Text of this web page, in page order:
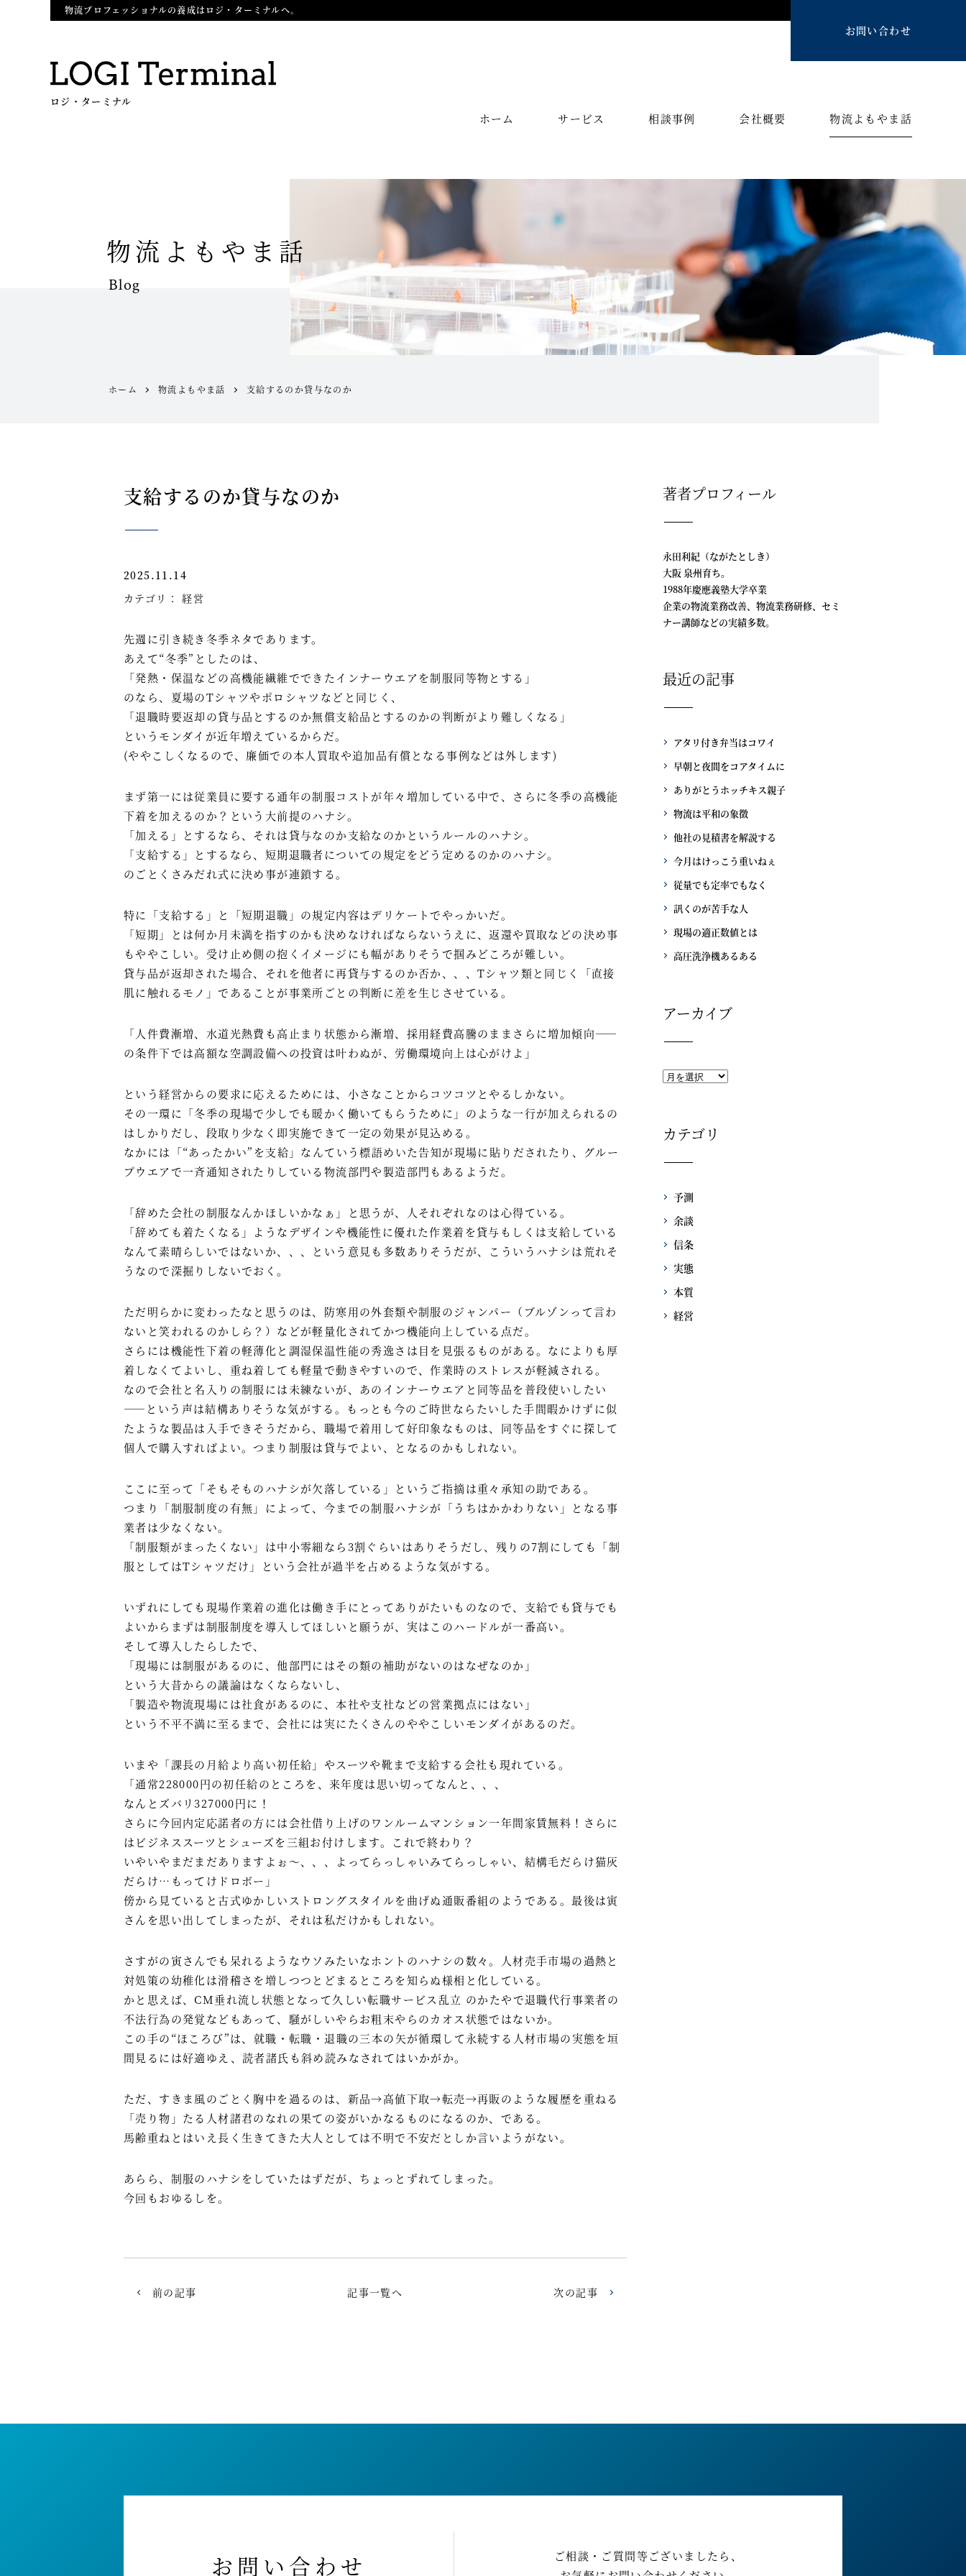
物流プロフェッショナルの養成はロジ・ターミナルへ。
お問い合わせ
ロジ・ターミナル
ホーム サービス 相談事例 会社概要 物流よもやま話
物流よもやま話
Blog
ホーム 物流よもやま話 支給するのか貸与なのか
支給するのか貸与なのか
2025.11.14
カテゴリ：経営
先週に引き続き冬季ネタであります。
あえて“冬季”としたのは、
「発熱・保温などの高機能繊維でできたインナーウエアを制服同等物とする」
のなら、夏場のTシャツやポロシャツなどと同じく、
「退職時要返却の貸与品とするのか無償支給品とするのかの判断がより難しくなる」
というモンダイが近年増えているからだ。
(ややこしくなるので、廉価での本人買取や追加品有償となる事例などは外します)
まず第一には従業員に要する通年の制服コストが年々増加している中で、さらに冬季の高機能
下着を加えるのか？という大前提のハナシ。
「加える」とするなら、それは貸与なのか支給なのかというルールのハナシ。
「支給する」とするなら、短期退職者についての規定をどう定めるのかのハナシ。
のごとくさみだれ式に決め事が連鎖する。
特に「支給する」と「短期退職」の規定内容はデリケートでやっかいだ。
「短期」とは何か月未満を指すのかも決めなければならないうえに、返還や買取などの決め事
もややこしい。受け止め側の抱くイメージにも幅がありそうで掴みどころが難しい。
貸与品が返却された場合、それを他者に再貸与するのか否か、、、Tシャツ類と同じく「直接
肌に触れるモノ」であることが事業所ごとの判断に差を生じさせている。
「人件費漸増、水道光熱費も高止まり状態から漸増、採用経費高騰のままさらに増加傾向――
の条件下では高額な空調設備への投資は叶わぬが、労働環境向上は心がけよ」
という経営からの要求に応えるためには、小さなことからコツコツとやるしかない。
その一環に「冬季の現場で少しでも暖かく働いてもらうために」のような一行が加えられるの
はしかりだし、段取り少なく即実施できて一定の効果が見込める。
なかには「“あったかい”を支給」なんていう標語めいた告知が現場に貼りだされたり、グルー
プウエアで一斉通知されたりしている物流部門や製造部門もあるようだ。
「辞めた会社の制服なんかほしいかなぁ」と思うが、人それぞれなのは心得ている。
「辞めても着たくなる」ようなデザインや機能性に優れた作業着を貸与もしくは支給している
なんて素晴らしいではないか、、、という意見も多数ありそうだが、こういうハナシは荒れそ
うなので深掘りしないでおく。
ただ明らかに変わったなと思うのは、防寒用の外套類や制服のジャンパー（ブルゾンって言わ
ないと笑われるのかしら？）などが軽量化されてかつ機能向上している点だ。
さらには機能性下着の軽薄化と調湿保温性能の秀逸さは目を見張るものがある。なによりも厚
着しなくてよいし、重ね着しても軽量で動きやすいので、作業時のストレスが軽減される。
なので会社と名入りの制服には未練ないが、あのインナーウエアと同等品を普段使いしたい
――という声は結構ありそうな気がする。もっとも今のご時世ならたいした手間暇かけずに似
たような製品は入手できそうだから、職場で着用して好印象なものは、同等品をすぐに探して
個人で購入すればよい。つまり制服は貸与でよい、となるのかもしれない。
ここに至って「そもそものハナシが欠落している」というご指摘は重々承知の助である。
つまり「制服制度の有無」によって、今までの制服ハナシが「うちはかかわりない」となる事
業者は少なくない。
「制服類がまったくない」は中小零細なら3割ぐらいはありそうだし、残りの7割にしても「制
服としてはTシャツだけ」という会社が過半を占めるような気がする。
いずれにしても現場作業着の進化は働き手にとってありがたいものなので、支給でも貸与でも
よいからまずは制服制度を導入してほしいと願うが、実はこのハードルが一番高い。
そして導入したらしたで、
「現場には制服があるのに、他部門にはその類の補助がないのはなぜなのか」
という大昔からの議論はなくならないし、
「製造や物流現場には社食があるのに、本社や支社などの営業拠点にはない」
という不平不満に至るまで、会社には実にたくさんのややこしいモンダイがあるのだ。
いまや「課長の月給より高い初任給」やスーツや靴まで支給する会社も現れている。
「通常228000円の初任給のところを、来年度は思い切ってなんと、、、
なんとズバリ327000円に！
さらに今回内定応諾者の方には会社借り上げのワンルームマンション一年間家賃無料！さらに
はビジネススーツとシューズを三組お付けします。これで終わり？
いやいやまだまだありますよぉ～、、、よってらっしゃいみてらっしゃい、結構毛だらけ猫灰
だらけ…もってけドロボー」
傍から見ていると古式ゆかしいストロングスタイルを曲げぬ通販番組のようである。最後は寅
さんを思い出してしまったが、それは私だけかもしれない。
さすがの寅さんでも呆れるようなウソみたいなホントのハナシの数々。人材売手市場の過熱と
対処策の幼稚化は滑稽さを増しつつとどまるところを知らぬ様相と化している。
かと思えば、CM垂れ流し状態となって久しい転職サービス乱立 のかたやで退職代行事業者の
不法行為の発覚などもあって、騒がしいやらお粗末やらのカオス状態ではないか。
この手の“ほころび”は、就職・転職・退職の三本の矢が循環して永続する人材市場の実態を垣
間見るには好適ゆえ、読者諸氏も斜め読みなされてはいかがか。
ただ、すきま風のごとく胸中を過るのは、新品→高値下取→転売→再販のような履歴を重ねる
「売り物」たる人材諸君のなれの果ての姿がいかなるものになるのか、である。
馬齢重ねとはいえ長く生きてきた大人としては不明で不安だとしか言いようがない。
あらら、制服のハナシをしていたはずだが、ちょっとずれてしまった。
今回もおゆるしを。
前の記事 記事一覧へ 次の記事
著者プロフィール
永田利紀（ながたとしき）
大阪 泉州育ち。
1988年慶應義塾大学卒業
企業の物流業務改善、物流業務研修、セミ
ナー講師などの実績多数。
最近の記事
アタリ付き弁当はコワイ
早朝と夜間をコアタイムに
ありがとうホッチキス親子
物流は平和の象徴
他社の見積書を解説する
今月はけっこう重いねぇ
従量でも定率でもなく
訊くのが苦手な人
現場の適正数値とは
高圧洗浄機あるある
アーカイブ
カテゴリ
予測
余談
信条
実態
本質
経営
お問い合わせ
ご相談・ご質問等ございましたら、